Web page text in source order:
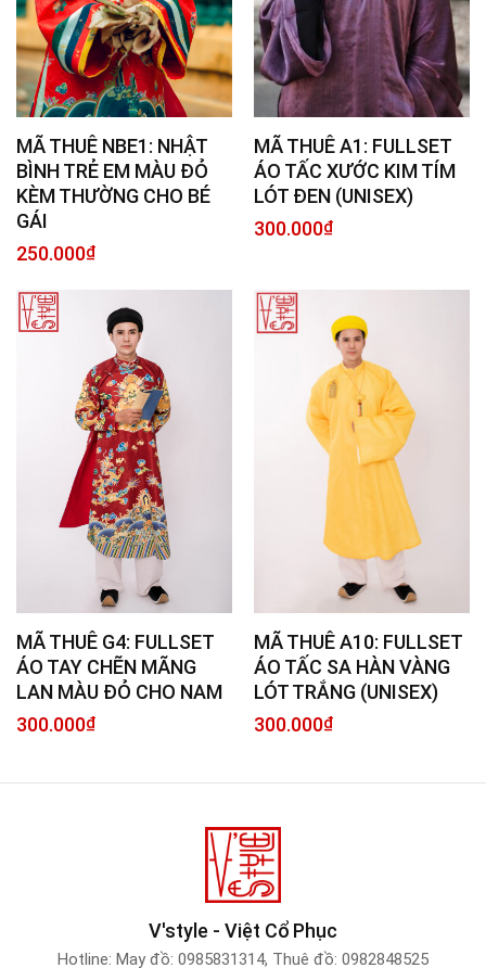
MÃ THUÊ NBE1: NHẬT
BÌNH TRẺ EM MÀU ĐỎ
KÈM THƯỜNG CHO BÉ
GÁI
250.000₫
MÃ THUÊ A1: FULLSET
ÁO TẤC XƯỚC KIM TÍM
LÓT ĐEN (UNISEX)
300.000₫
MÃ THUÊ G4: FULLSET
ÁO TAY CHẼN MÃNG
LAN MÀU ĐỎ CHO NAM
300.000₫
MÃ THUÊ A10: FULLSET
ÁO TẤC SA HÀN VÀNG
LÓT TRẮNG (UNISEX)
300.000₫
V'style - Việt Cổ Phục
Hotline: May đồ: 0985831314, Thuê đồ: 0982848525